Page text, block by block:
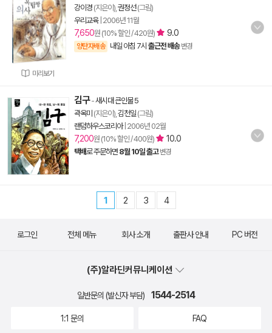
미리보기
강이경 (지은이), 권정선(그림)
우리교육| 2006년 11월
7,650원 (10% 할인 / 420원) 9.0
양탄자배송 내일 아침 7시 출근전 배송 변경
김구-새시대 큰인물 5
곽옥미 (지은이), 김천일 (그림)
랜덤하우스코리아| 2006년 02월
7,200원 (10% 할인 / 400원) 10.0
택배로 주문하면 8월 10일 출고 변경
1 2 3 4
로그인 전체 메뉴 회사 소개 출판사 안내 PC 버전
(주)알라딘커뮤니케이션
일반문의 (발신자 부담) 1544-2514
1:1 문의 FAQ